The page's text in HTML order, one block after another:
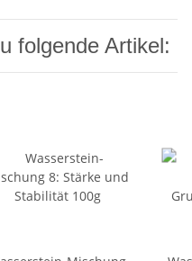
folgende Artikel: